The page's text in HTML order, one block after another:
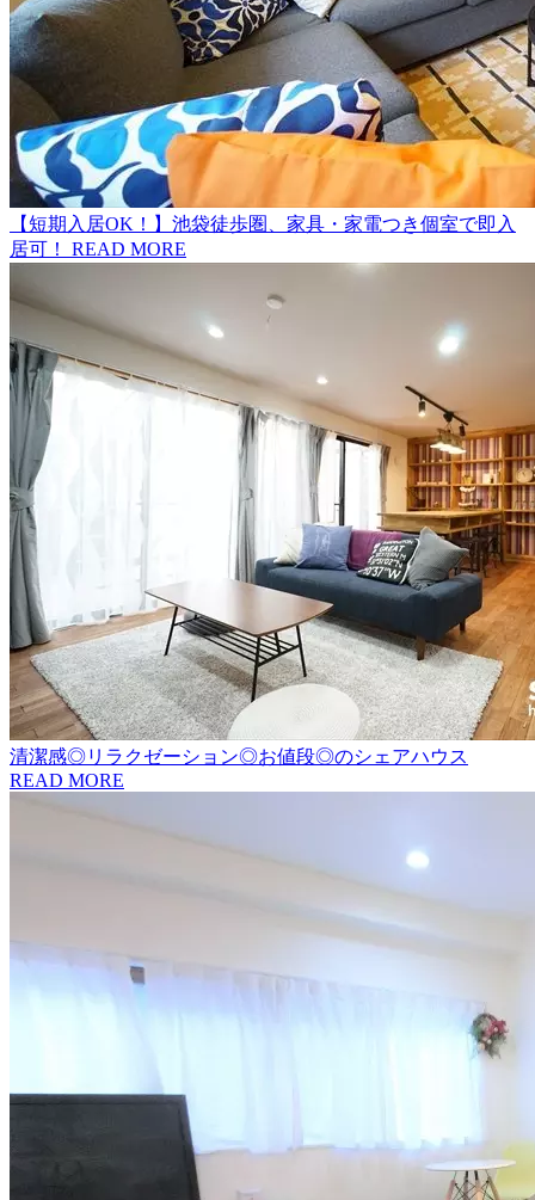
【短期入居OK！】池袋徒歩圏、家具・家電つき個室で即入
居可！
READ MORE
清潔感◎リラクゼーション◎お値段◎のシェアハウス
READ MORE